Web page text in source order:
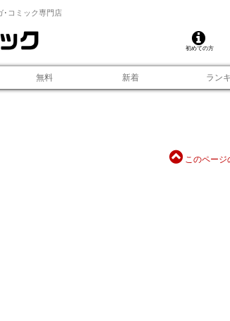
･コミック専門店
初めての方
無料 新着 ラン
このページ